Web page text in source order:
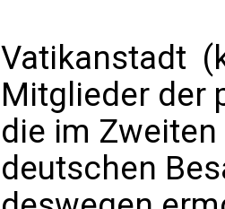
Vatikanstadt
Mitglieder der
die im
deutschen